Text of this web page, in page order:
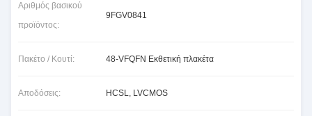
Αριθμός βασικού
προϊόντος:
9FGV0841
Πακέτο / Κουτί: 48-VFQFN Εκθετική πλακέτα
Αποδόσεις: HCSL, LVCMOS